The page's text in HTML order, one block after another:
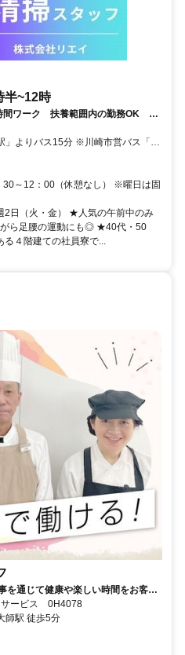
半~12時
間ワーク 扶養範囲内の勤務OK 40
分 ※川崎市営バス「四
30～12：00（休憩なし） ※曜日は固
日（火・金） ★人気の午前中のみ
ら足腰の運動にも◎ ★40代・50
る４階建ての社員寮で...
を通じて健康や楽しい時間をお客様
サービス 0H4078
師駅 徒歩5分